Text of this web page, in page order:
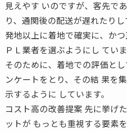
見えやす いのですが、客先で
り、通関後の配送が遅れたりし
発地以上に着地で確実に、か
ＰＬ業者を選ぶようにし ていま
そのために、着地での評価と
ンケートをとり、その結 果を
示するように しています。
コスト高の改善提案 先に挙げ
ットが もっとも重視する要素